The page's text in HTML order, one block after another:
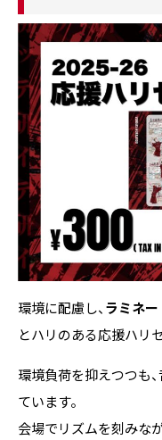
環境に配慮し、 ラミネ
とハリのある応援ハリセ
環境負荷を抑えつつも
ています。
会場でリズムを刻みな